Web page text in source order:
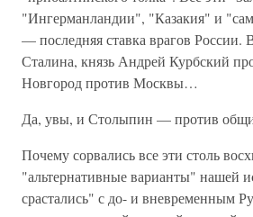
"Ингерманландии", "Казакия" и
— последняя ставка врагов России.
Сталина, князь Андрей Курбский
Новгород против Москвы…
Да, увы, и Столыпин — против
Почему сорвались все эти столь
"альтернативные варианты" нашей
срастались" с до- и вневременным